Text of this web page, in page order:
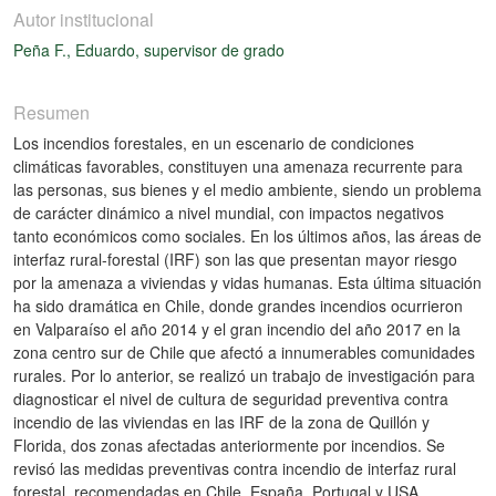
Autor institucional
Peña F., Eduardo, supervisor de grado
Resumen
Los incendios forestales, en un escenario de condiciones
climáticas favorables, constituyen una amenaza recurrente para
las personas, sus bienes y el medio ambiente, siendo un problema
de carácter dinámico a nivel mundial, con impactos negativos
tanto económicos como sociales. En los últimos años, las áreas de
interfaz rural-forestal (IRF) son las que presentan mayor riesgo
por la amenaza a viviendas y vidas humanas. Esta última situación
ha sido dramática en Chile, donde grandes incendios ocurrieron
en Valparaíso el año 2014 y el gran incendio del año 2017 en la
zona centro sur de Chile que afectó a innumerables comunidades
rurales. Por lo anterior, se realizó un trabajo de investigación para
diagnosticar el nivel de cultura de seguridad preventiva contra
incendio de las viviendas en las IRF de la zona de Quillón y
Florida, dos zonas afectadas anteriormente por incendios. Se
revisó las medidas preventivas contra incendio de interfaz rural
forestal, recomendadas en Chile, España, Portugal y USA,